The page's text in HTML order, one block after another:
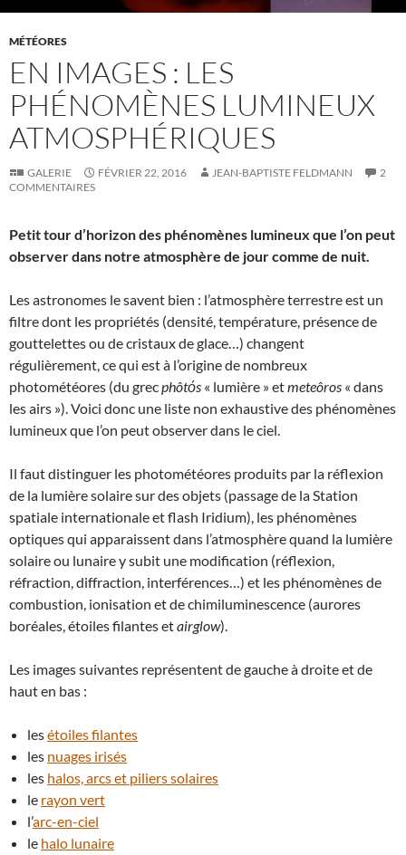
MÉTÉORES
EN IMAGES : LES
PHÉNOMÈNES LUMINEUX
ATMOSPHÉRIQUES
GALERIE FÉVRIER 22, 2016 JEAN-BAPTISTE FELDMANN
2
COMMENTAIRES
Petit tour d’horizon des phénomènes lumineux que l’on peut
observer dans notre atmosphère de jour comme de nuit.
Les astronomes le savent bien : l’atmosphère terrestre est un
filtre dont les propriétés (densité, température, présence de
gouttelettes ou de cristaux de glace…) changent
régulièrement, ce qui est à l’origine de nombreux
photométéores (du grecphôtόs « lumière » etmeteôros « dans
les airs »). Voici donc une liste non exhaustive des phénomènes
lumineux que l’on peut observer dans le ciel.
Il faut distinguer les photométéores produits par la réflexion
de la lumière solaire sur des objets (passage de la Station
spatiale internationale et flash Iridium), les phénomènes
optiques qui apparaissent dans l’atmosphère quand la lumière
solaire ou lunaire y subit une modification (réflexion,
réfraction, diffraction, interférences…) et les phénomènes de
combustion, ionisation et de chimiluminescence (aurores
boréales, étoiles filantes etairglow).
Les images suivantes représentent de gauche à droite et de
haut en bas :
lesétoiles filantes
les nuages irisés
les halos, arcs et piliers solaires
le rayon vert
l’arc-en-ciel
le halo lunaire